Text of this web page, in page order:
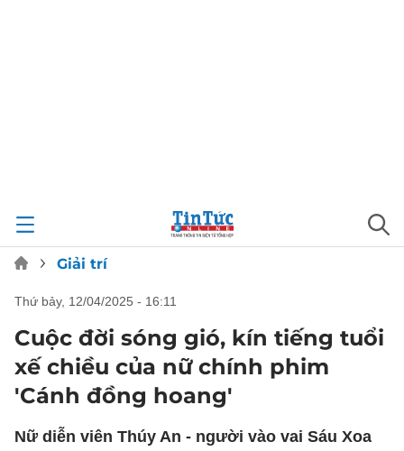
Giải trí
thứ bảy, 12/04/2025 - 16:11
Cuộc đời sóng gió, kín tiếng tuổi
xế chiều của nữ chính phim
'Cánh đồng hoang'
Nữ diễn viên Thúy An - người vào vai Sáu Xoa